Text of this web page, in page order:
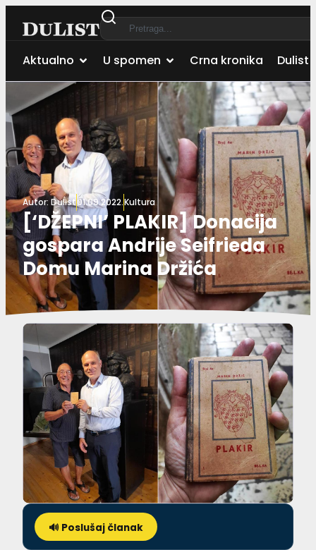
Aktualno U spomen Crna kronika Dulist
Autor: Dulist01.09.2022.Kultura
[‘DŽEPNI’ PLAKIR] Donacija
gospara Andrije Seifrieda
Domu Marina Držića
🔊 Poslušaj članak